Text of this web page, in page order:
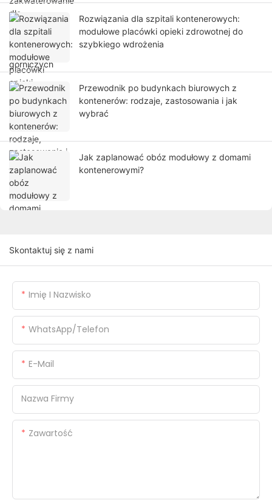
Rozwiązania dla szpitali kontenerowych:
modułowe placówki opieki zdrowotnej do
szybkiego wdrożenia
Przewodnik po budynkach biurowych z
kontenerów: rodzaje, zastosowania i jak
wybrać
Jak zaplanować obóz modułowy z domami
kontenerowymi?
Skontaktuj się z nami
Imię I Nazwisko
WhatsApp/telefon
E-Mail
Nazwa Firmy
Zawartość